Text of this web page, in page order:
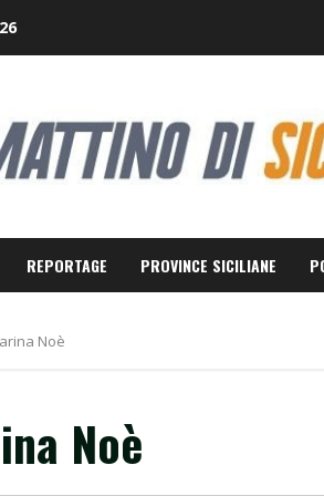
REPORTAGE PROVINCE SICILIANE
Noè
Noè